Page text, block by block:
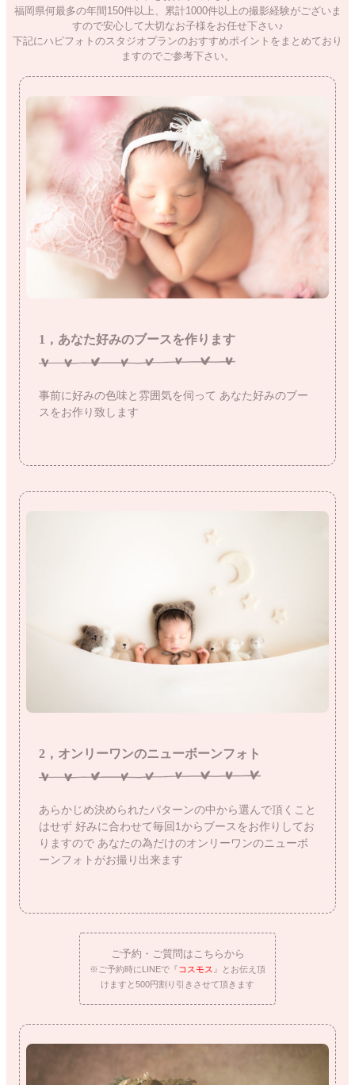
福岡県何最多の年間150件以上、累計1000件以上の撮影経験がございま
すので安心して大切なお子様をお任せ下さい♪
下記にハピフォトのスタジオプランのおすすめポイントをまとめており
ますのでご参考下さい。
1，あなた好みのブースを作ります
事前に好みの色味と雰囲気を伺って あなた好みのブー
スをお作り致します
2，オンリーワンのニューボーンフォト
あらかじめ決められたパターンの中から選んで頂くこと
はせず 好みに合わせて毎回1からブースをお作りしてお
りますので あなたの為だけのオンリーワンのニューボ
ーンフォトがお撮り出来ます
ご予約・ご質問はこちらから
※ご予約時にLINEで『コスモス 』とお伝え頂
けますと500円割り引きさせて頂きます